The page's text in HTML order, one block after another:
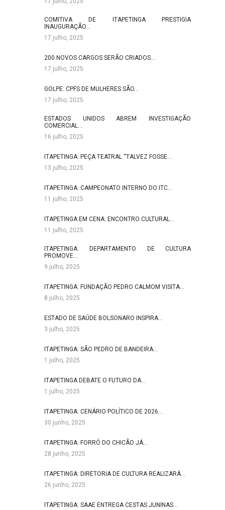
COMITIVA DE ITAPETINGA PRESTIGIA
INAUGURAÇÃO…
17 julho, 2025
200 NOVOS CARGOS SERÃO CRIADOS…
17 julho, 2025
GOLPE: CPFS DE MULHERES SÃO…
17 julho, 2025
ESTADOS UNIDOS ABREM INVESTIGAÇÃO
COMERCIAL…
16 julho, 2025
ITAPETINGA: PEÇA TEATRAL “TALVEZ FOSSE…
13 julho, 2025
ITAPETINGA: CAMPEONATO INTERNO DO ITC…
11 julho, 2025
ITAPETINGA EM CENA: ENCONTRO CULTURAL…
11 julho, 2025
ITAPETINGA: DEPARTAMENTO DE CULTURA
PROMOVE…
9 julho, 2025
ITAPETINGA: FUNDAÇÃO PEDRO CALMOM VISITA…
8 julho, 2025
ESTADO DE SAÚDE BOLSONARO INSPIRA…
3 julho, 2025
ITAPETINGA: SÃO PEDRO DE BANDEIRA…
1 julho, 2025
ITAPETINGA DEBATE O FUTURO DA…
1 julho, 2025
ITAPETINGA: CENÁRIO POLÍTICO DE 2026…
30 junho, 2025
ITAPETINGA: FORRÓ DO CHICÃO JÁ…
28 junho, 2025
ITAPETINGA: DIRETORIA DE CULTURA REALIZARÁ…
26 junho, 2025
ITAPETINGA: SAAE ENTREGA CESTAS JUNINAS…